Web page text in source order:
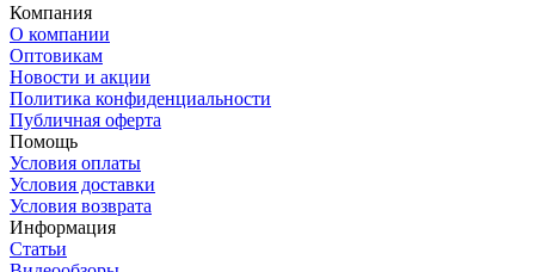
Компания
О компании
Оптовикам
Новости и акции
Политика конфиденциальности
Публичная оферта
Помощь
Условия оплаты
Условия доставки
Условия возврата
Информация
Статьи